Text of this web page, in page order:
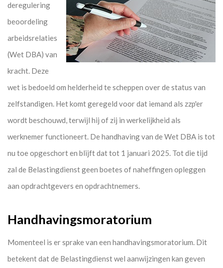
deregulering
beoordeling
arbeidsrelaties
(Wet DBA) van
kracht. Deze
wet is bedoeld om helderheid te scheppen over de status van
zelfstandigen. Het komt geregeld voor dat iemand als zzp'er
wordt beschouwd, terwijl hij of zij in werkelijkheid als
werknemer functioneert. De handhaving van de Wet DBA is tot
nu toe opgeschort en blijft dat tot 1 januari 2025. Tot die tijd
zal de Belastingdienst geen boetes of naheffingen opleggen
aan opdrachtgevers en opdrachtnemers.
Handhavingsmoratorium
Momenteel is er sprake van een handhavingsmoratorium. Dit
betekent dat de Belastingdienst wel aanwijzingen kan geven